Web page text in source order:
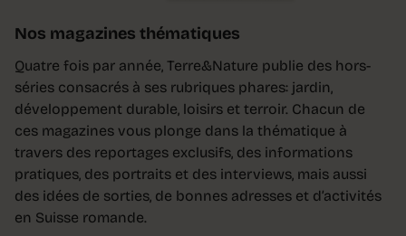
Nos magazines thématiques
Quatre fois par année, Terre&Nature publie des hors-
séries consacrés à ses rubriques phares: jardin,
développement durable, loisirs et terroir. Chacun de
ces magazines vous plonge dans la thématique à
travers des reportages exclusifs, des informations
pratiques, des portraits et des interviews, mais aussi
des idées de sorties, de bonnes adresses et d’activités
en Suisse romande.